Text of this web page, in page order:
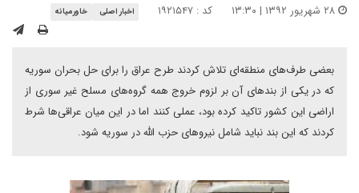
کد : ۱۹۲۱۵۴۷ اخبار اصلی خاورمیانه
بعضی طرف‌های منطقه‌ای تلاش کردند طرح عراق را برای حل بحران سوریه
که در یکی از بندهای آن بر لزوم خروج همه گروه‌های مسلح غیر سوری از
اراضی این کشور تاکید کرده بود، عملی کنند اما در این میان عراقی‌ها شرط
کردند که این بند نباید شامل نیروهای حزب الله در سوریه شود.